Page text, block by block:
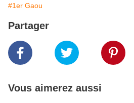
#1er Gaou
Partager
Vous aimerez aussi